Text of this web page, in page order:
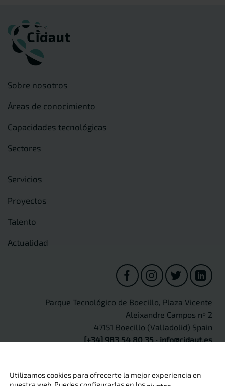
Sobre nosotros
Áreas de conocimiento
Capacidades tecnológicas
Sectores
Servicios
Proyectos
Talento
Actualidad
Parque Tecnológico de Boecillo, Plaza Vicente
Aleixandre Campos nº 2
47151 Boecillo (Valladolid) Spain
[+34] 983 54 80 35 · info@cidaut.es
Utilizamos cookies para ofrecerte la mejor experiencia en